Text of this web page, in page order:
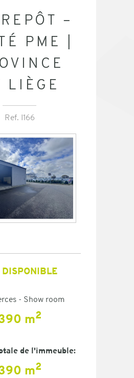
–
PME |
LIÈGE
Ref. I166
DISPONIBLE
- Show room
m2
de l'immeuble:
m2